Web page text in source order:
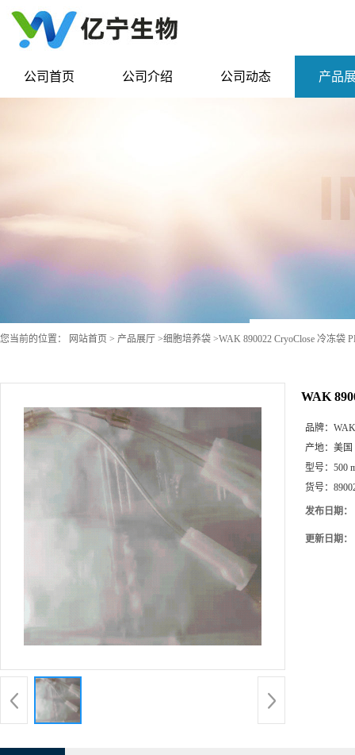
公司首页 公司介绍 公司动态 产品
您当前的位置： 网站首页 > 产品展厅 >细胞培养袋 >WAK 890022 CryoClose 冷冻袋
WAK
品牌： WAK
产地： 美国
型号： 500
货号：
发布日期：
更新日期：